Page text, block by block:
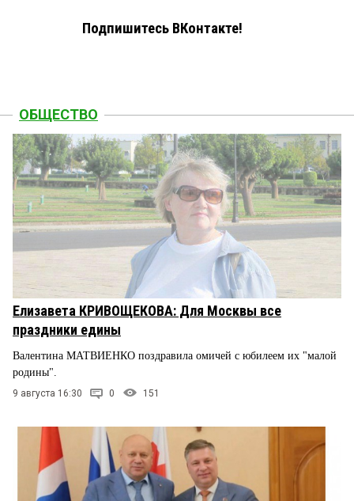
Подпишитесь ВКонтакте!
ОБЩЕСТВО
Елизавета КРИВОЩЕКОВА: Для Москвы все
праздники едины
Валентина МАТВИЕНКО поздравила омичей с юбилеем их "малой
родины".
9 августа 16:30 0 151